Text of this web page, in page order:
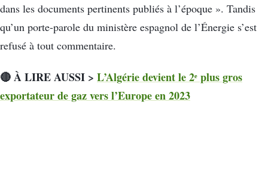
dans les documents pertinents publiés à l’époque ». Tandis
qu’un porte-parole du ministère espagnol de l’Énergie s’est
refusé à tout commentaire.
🔴 À LIRE AUSSI > L’Algérie devient le 2ᵉ plus gros
exportateur de gaz vers l’Europe en 2023